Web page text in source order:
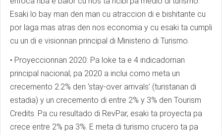
Esaki lo bay man den man cu atraccion di e bishitante cu
por laga mas atras den nos economia y cu esaki ta cumpli
cu un di e visionnan principal di Ministerio di Turismo.
• Proyeccionnan 2020: Pa loke ta e 4 indicadornan
principal nacional; pa 2020 a inclui como meta un
crecemento 2.2% den ‘stay-over arrivals’ (turistanan di
estadia) y un crecemento di entre 2% y 3% den Tourism
Credits. Pa cu resultado di RevPar, esaki ta proyecta pa
crece entre 2% pa 3%. E meta di turismo crucero ta pa